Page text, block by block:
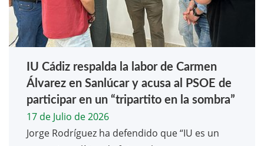
IU Cádiz respalda la labor de Carmen
Álvarez en Sanlúcar y acusa al PSOE de
participar en un “tripartito en la sombra”
17 de Julio de 2026
Jorge Rodríguez ha defendido que “IU es un